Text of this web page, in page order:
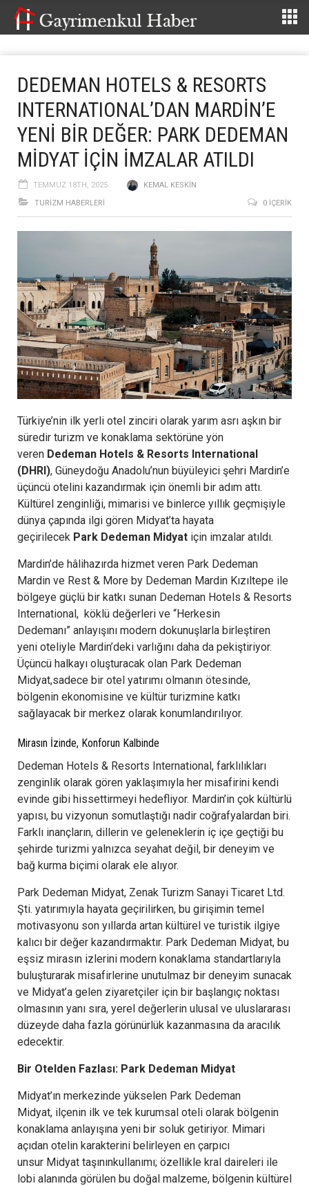
DEDEMAN HOTELS & RESORTS
INTERNATIONAL’DAN MARDİN’E
YENİ BİR DEĞER: PARK DEDEMAN
MİDYAT İÇİN İMZALAR ATILDI
TEMMUZ 18TH, 2025
KEMAL KESKIN
TURIZM HABERLERI
0 İÇERIK
Türkiye’nin ilk yerli otel zinciri olarak yarım asrı aşkın bir
süredir turizm ve konaklama sektörüne yön
veren Dedeman Hotels & Resorts International
(DHRI), Güneydoğu Anadolu’nun büyüleyici şehri Mardin’e
üçüncü otelini kazandırmak için önemli bir adım attı.
Kültürel zenginliği, mimarisi ve binlerce yıllık geçmişiyle
dünya çapında ilgi gören Midyat’ta hayata
geçirilecek Park Dedeman Midyat için imzalar atıldı.
Mardin’de hâlihazırda hizmet veren Park Dedeman
Mardin ve Rest & More by Dedeman Mardin Kızıltepe ile
bölgeye güçlü bir katkı sunan Dedeman Hotels & Resorts
International, köklü değerleri ve “Herkesin
Dedemanı” anlayışını modern dokunuşlarla birleştiren
yeni oteliyle Mardin’deki varlığını daha da pekiştiriyor.
Üçüncü halkayı oluşturacak olan Park Dedeman
Midyat,sadece bir otel yatırımı olmanın ötesinde,
bölgenin ekonomisine ve kültür turizmine katkı
sağlayacak bir merkez olarak konumlandırılıyor.
Mirasın İzinde, Konforun Kalbinde
Dedeman Hotels & Resorts International, farklılıkları
zenginlik olarak gören yaklaşımıyla her misafirini kendi
evinde gibi hissettirmeyi hedefliyor. Mardin’in çok kültürlü
yapısı, bu vizyonun somutlaştığı nadir coğrafyalardan biri.
Farklı inançların, dillerin ve geleneklerin iç içe geçtiği bu
şehirde turizmi yalnızca seyahat değil, bir deneyim ve
bağ kurma biçimi olarak ele alıyor.
Park Dedeman Midyat, Zenak Turizm Sanayi Ticaret Ltd.
Şti. yatırımıyla hayata geçirilirken, bu girişimin temel
motivasyonu son yıllarda artan kültürel ve turistik ilgiye
kalıcı bir değer kazandırmaktır. Park Dedeman Midyat, bu
eşsiz mirasın izlerini modern konaklama standartlarıyla
buluşturarak misafirlerine unutulmaz bir deneyim sunacak
ve Midyat’a gelen ziyaretçiler için bir başlangıç noktası
olmasının yanı sıra, yerel değerlerin ulusal ve uluslararası
düzeyde daha fazla görünürlük kazanmasına da aracılık
edecektir.
Bir Otelden Fazlası: Park Dedeman Midyat
Midyat’ın merkezinde yükselen Park Dedeman
Midyat, ilçenin ilk ve tek kurumsal oteli olarak bölgenin
konaklama anlayışına yeni bir soluk getiriyor. Mimari
açıdan otelin karakterini belirleyen en çarpıcı
unsur Midyat taşınınkullanımı; özellikle kral daireleri ile
lobi alanında görülen bu doğal malzeme, bölgenin kültürel